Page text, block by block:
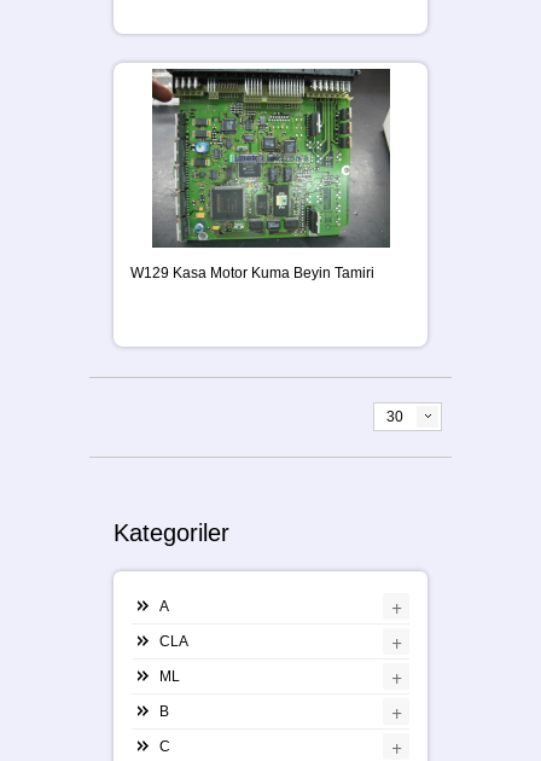
W129 Kasa Motor Kuma Beyin Tamiri
30
Kategoriler
A +
CLA +
ML +
B +
C +